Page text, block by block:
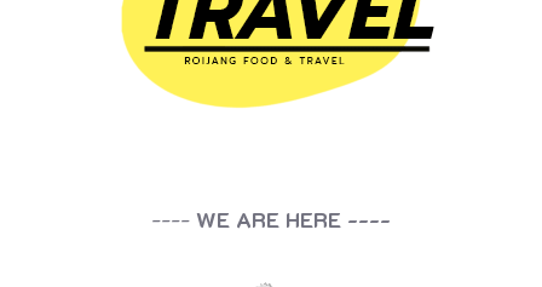
---- WE ARE HERE ----